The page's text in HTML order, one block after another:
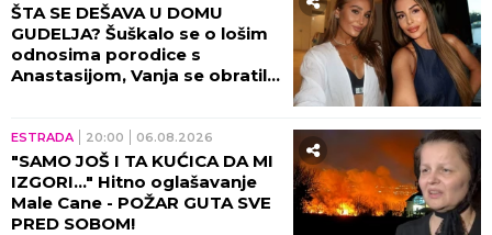
ŠTA SE DEŠAVA U DOMU
GUDELJA? Šuškalo se o lošim
odnosima porodice s
Anastasijom, Vanja se obratila
ESTRADA 20:00 06.08.2026
"SAMO JOŠ I TA KUĆICA DA MI
IZGORI..." Hitno oglašavanje
Male Cane - POŽAR GUTA SVE
PRED SOBOM!